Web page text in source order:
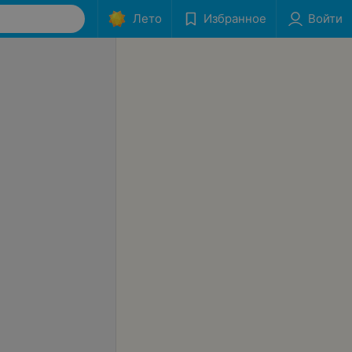
Лето Избранное Войти